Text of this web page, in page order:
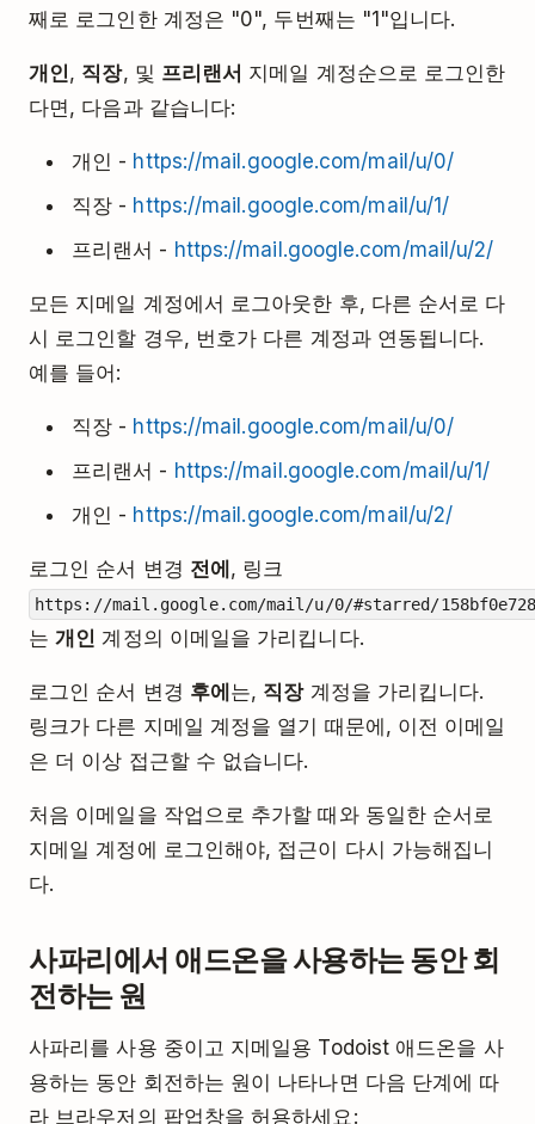
째로 로그인한 계정은 "0", 두번째는 "1"입니다.
개인, 직장, 및 프리랜서 지메일 계정순으로 로그인한
다면, 다음과 같습니다:
개인 - https://mail.google.com/mail/u/0/
직장 - https://mail.google.com/mail/u/1/
프리랜서 - https://mail.google.com/mail/u/2/
모든 지메일 계정에서 로그아웃한 후, 다른 순서로 다
시 로그인할 경우, 번호가 다른 계정과 연동됩니다.
예를 들어:
직장 - https://mail.google.com/mail/u/0/
프리랜서 - https://mail.google.com/mail/u/1/
개인 - https://mail.google.com/mail/u/2/
로그인 순서 변경 전에 , 링크
https://mail.google.com/mail/u/0/#starred/
는개인 계정의 이메일을 가리킵니다.
로그인 순서 변경 후에 는, 직장계정을 가리킵니다.
링크가 다른 지메일 계정을 열기 때문에, 이전 이메일
은 더 이상 접근할 수 없습니다.
처음 이메일을 작업으로 추가할 때와 동일한 순서로
지메일 계정에 로그인해야, 접근이 다시 가능해집니
다.
사파리에서 애드온을 사용하는 동안 회
전하는 원
사파리를 사용 중이고 지메일용 Todoist 애드온을 사
용하는 동안 회전하는 원이 나타나면 다음 단계에 따
라 브라우저의 팝업창을 허용하세요: